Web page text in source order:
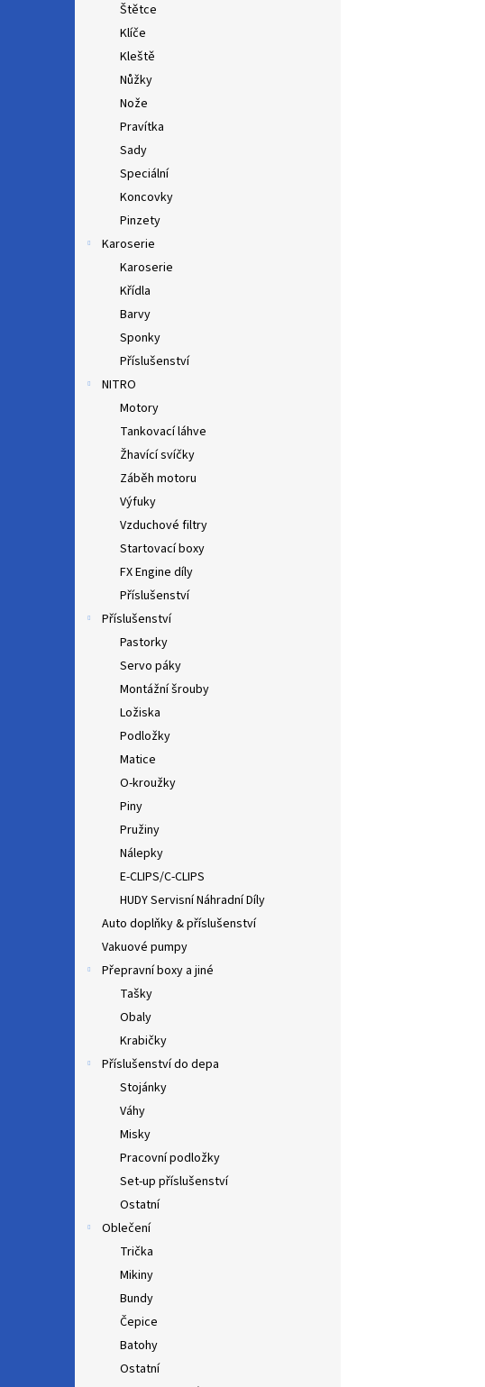
Štětce
Klíče
Kleště
Nůžky
Nože
Pravítka
Sady
Speciální
Koncovky
Pinzety
Karoserie
Karoserie
Křídla
Barvy
Sponky
Příslušenství
NITRO
Motory
Tankovací láhve
Žhavící svíčky
Záběh motoru
Výfuky
Vzduchové filtry
Startovací boxy
FX Engine díly
Příslušenství
Příslušenství
Pastorky
Servo páky
Montážní šrouby
Ložiska
Podložky
Matice
O-kroužky
Piny
Pružiny
Nálepky
E-CLIPS/C-CLIPS
HUDY Servisní Náhradní Díly
Auto doplňky & příslušenství
Vakuové pumpy
Přepravní boxy a jiné
Tašky
Obaly
Krabičky
Příslušenství do depa
Stojánky
Váhy
Misky
Pracovní podložky
Set-up příslušenství
Ostatní
Oblečení
Trička
Mikiny
Bundy
Čepice
Batohy
Ostatní